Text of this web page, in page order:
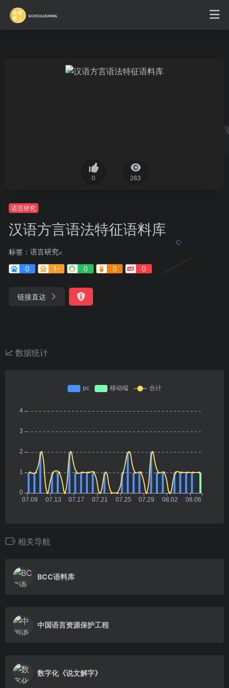
0 263
语言研究
汉语方言语法特征语料库
标签： 语言研究
0
1- 0 0 0
链接直达
数据统计
相关导航
BCC语料库
中国语言资源保护工程
数字化《说文解字》